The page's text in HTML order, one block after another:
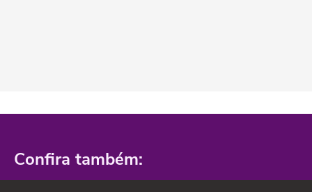
Confira também: